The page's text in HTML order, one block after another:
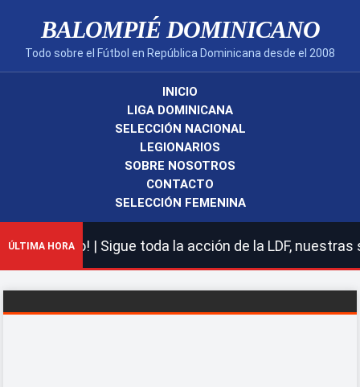
BALOMPIÉ DOMINICANO
Todo sobre el Fútbol en República Dominicana desde el 2008
INICIO
LIGA DOMINICANA
SELECCIÓN NACIONAL
LEGIONARIOS
SOBRE NOSOTROS
CONTACTO
SELECCIÓN FEMENINA
ÚLTIMA HORA| Sigue toda la acción de la LDF, nuestras